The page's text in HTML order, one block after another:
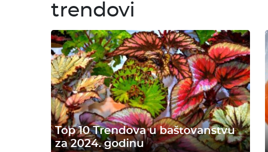
trendovi
Top 10 Trendova u baštovanstvu
za 2024. godinu